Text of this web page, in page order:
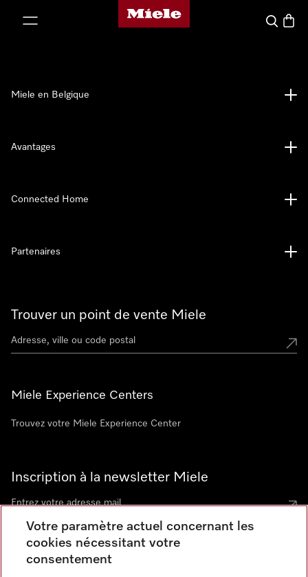
Page d'accueil de Miele
Search
Trouver un point de vente Miele
Miele Experience Centers
Trouvez votre Miele Experience Center
Inscription à la newsletter Miele
Contact contact@miele-support.be
Miele en Belgique
Avantages
Connected Home
Partenaires
Votre paramètre actuel concernant les
cookies nécessitant votre
consentement